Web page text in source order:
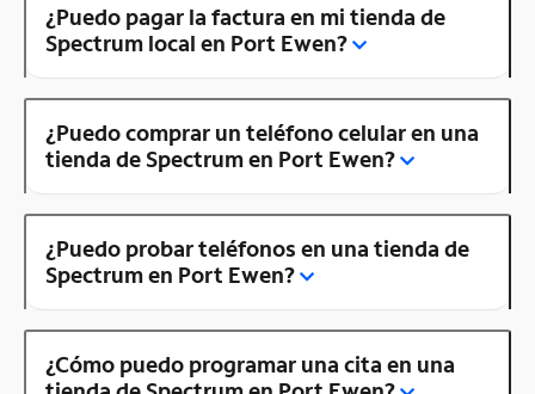
¿Puedo pagar la factura en mi tienda de
Spectrum local en Port Ewen?
¿Puedo comprar un teléfono celular en una
tienda de Spectrum en Port Ewen?
¿Puedo probar teléfonos en una tienda de
Spectrum en Port Ewen?
¿Cómo puedo programar una cita en una